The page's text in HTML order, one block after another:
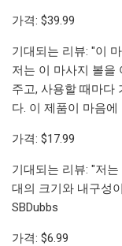
가격: $39.99
기대되는 리뷰: "이
저는 이 마사지 볼을
주고, 사용할 때마다
다. 이 제품이 마음
가격: $17.99
기대되는 리뷰: "저
대의 크기와 내구성
SBDubbs
가격: $6.99